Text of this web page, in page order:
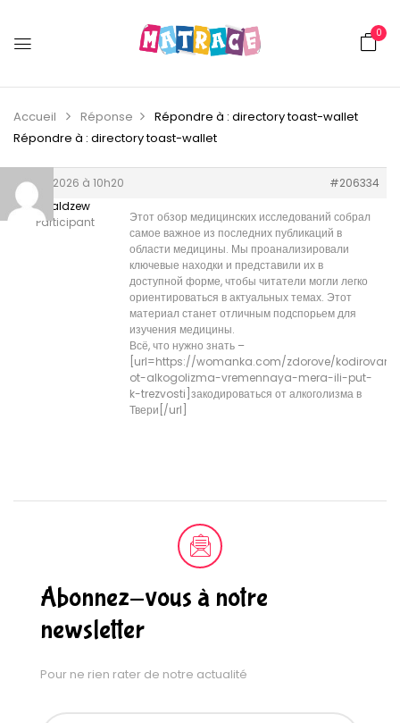
0
Accueil Réponse
Répondre à : directory toast-wallet
Répondre à : directory toast-wallet
8 juin 2026 à 10h20
#206334
Donaldzew
Participant
Этот обзор медицинских исследований собрал
самое важное из последних публикаций в
области медицины. Мы проанализировали
ключевые находки и представили их в
доступной форме, чтобы читатели могли легко
ориентироваться в актуальных темах. Этот
материал станет отличным подспорьем для
изучения медицины.
Всё, что нужно знать –
[url=https://womanka.com/zdorove/
ot-alkogolizma-vremennaya-mera-ili-put-
k-trezvosti]закодироваться от алкоголизма в
Твери[/url]
Abonnez-vous à notre
newsletter
Pour ne rien rater de notre actualité